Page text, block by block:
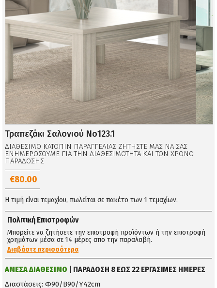
Τραπεζάκι Σαλονιού Νο123.1
ΔΙΑΘΕΣΙΜΟ ΚΑΤΟΠΙΝ ΠΑΡΑΓΓΕΛΙΑΣ ΖΗΤΗΣΤΕ ΜΑΣ ΝΑ ΣΑΣ
ΕΝΗΜΕΡΩΣΟΥΜΕ ΓΙΑ ΤΗΝ ΔΙΑΘΕΣΙΜΟΤΗΤΑ ΚΑΙ ΤΟΝ ΧΡΟΝΟ
ΠΑΡΑΔΟΣΗΣ
€80.00
Η τιμή είναι τεμαχίου, πωλείται σε πακέτο των 1 τεμαχίων.
Πολιτική Επιστροφών
Μπορείτε να ζητήσετε την επιστροφή προϊόντων ή την επιστροφή
χρημάτων μέσα σε 14 μέρες απο την παραλαβή.
Διαβάστε περισσότερα
ΑΜΕΣΑ ΔΙΑΘΕΣΙΜΟ | ΠΑΡΑΔΟΣΗ 8 ΕΩΣ 22 ΕΡΓΑΣΙΜΕΣ ΗΜΕΡΕΣ
Διαστάσεις: Φ90/Β90/Υ42cm